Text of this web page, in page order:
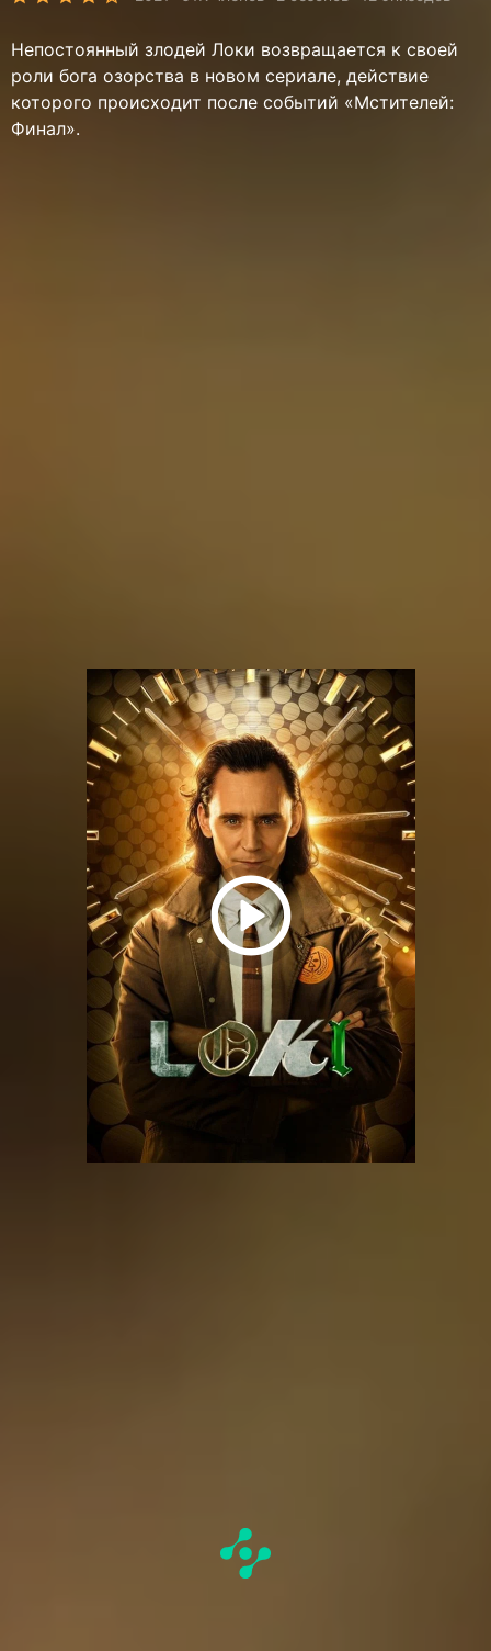
Непостоянный злодей Локи возвращается к своей
роли бога озорства в новом сериале, действие
которого происходит после событий «Мстителей:
Финал».